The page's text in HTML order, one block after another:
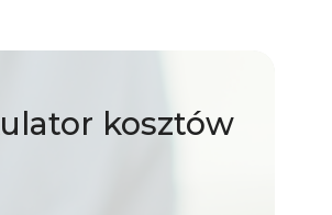
kosztów